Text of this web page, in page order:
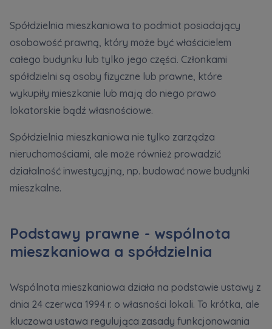
Spółdzielnia mieszkaniowa to podmiot posiadający
osobowość prawną, który może być właścicielem
całego budynku lub tylko jego części. Członkami
spółdzielni są osoby fizyczne lub prawne, które
wykupiły mieszkanie lub mają do niego prawo
lokatorskie bądź własnościowe.
Spółdzielnia mieszkaniowa nie tylko zarządza
nieruchomościami, ale może również prowadzić
działalność inwestycyjną, np. budować nowe budynki
mieszkalne.
Podstawy prawne - wspólnota
mieszkaniowa a spółdzielnia
Wspólnota mieszkaniowa działa na podstawie ustawy z
dnia 24 czerwca 1994 r. o własności lokali. To krótka, ale
kluczowa ustawa regulująca zasady funkcjonowania